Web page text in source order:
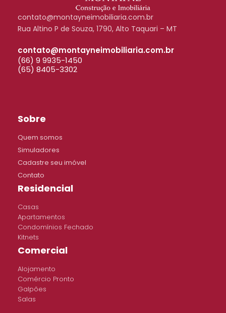
contato@montayneimobiliaria.com.br
Rua Altino P de Souza, 1790, Alto Taquari – MT
contato@montayneimobiliaria.com.br
(66) 9 9935-1450
(65) 8405-3302
Sobre
Quem somos
Simuladores
Cadastre seu imóvel
Contato
Residencial
Casas
Apartamentos
Condomínios Fechado
Kitnets
Comercial
Alojamento
Comércio Pronto
Galpões
Salas